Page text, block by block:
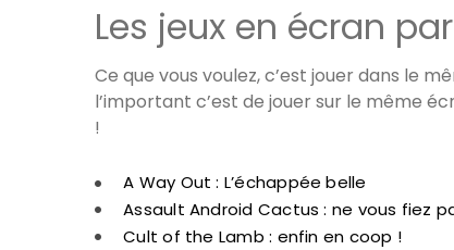
Les jeux en écran
Ce que vous voulez, c’est jouer dans le
l’important c’est de jouer sur le même
!
A Way Out : L’échappée belle
Assault Android Cactus : ne vous fiez
Cult of the Lamb : enfin en coop !